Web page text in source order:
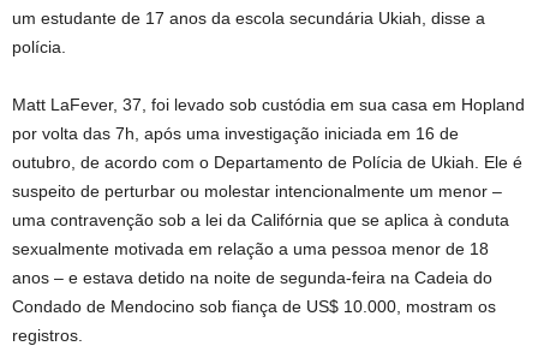
um estudante de 17 anos da escola secundária Ukiah, disse a
polícia.
Matt LaFever, 37, foi levado sob custódia em sua casa em Hopland
por volta das 7h, após uma investigação iniciada em 16 de
outubro, de acordo com o Departamento de Polícia de Ukiah. Ele é
suspeito de perturbar ou molestar intencionalmente um menor –
uma contravenção sob a lei da Califórnia que se aplica à conduta
sexualmente motivada em relação a uma pessoa menor de 18
anos – e estava detido na noite de segunda-feira na Cadeia do
Condado de Mendocino sob fiança de US$ 10.000, mostram os
registros.